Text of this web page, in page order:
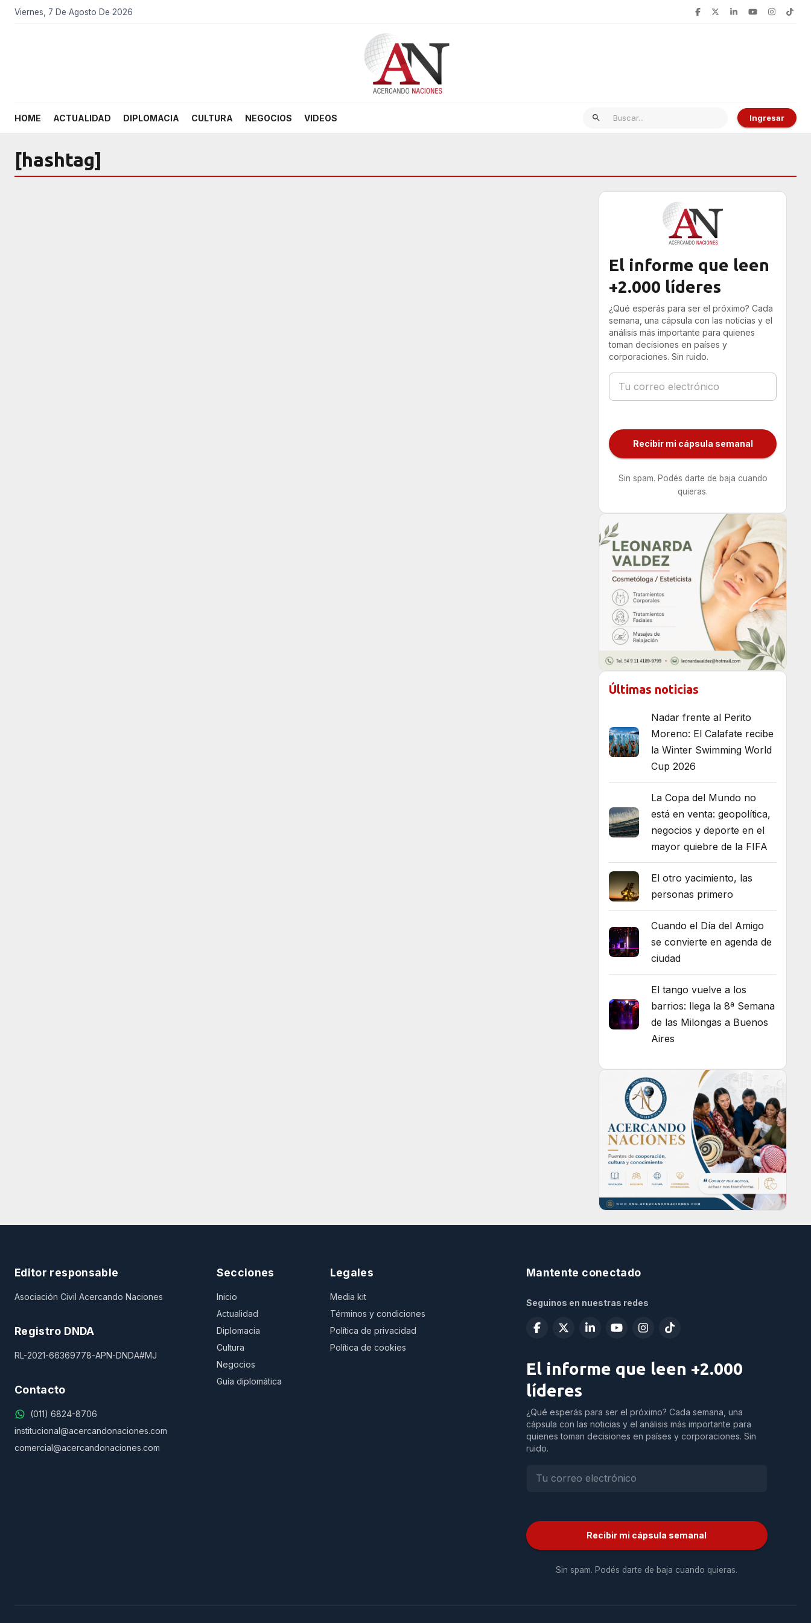
Viernes, 7 De Agosto De 2026
HOME ACTUALIDAD DIPLOMACIA CULTURA NEGOCIOS VIDEOS Ingresar
[hashtag]
El informe que leen
+2.000 líderes
¿Qué esperás para ser el próximo? Cada
semana, una cápsula con las noticias y el
análisis más importante para quienes
toman decisiones en países y
corporaciones. Sin ruido.
Recibir mi cápsula semanal
Sin spam. Podés darte de baja cuando
quieras.
Últimas noticias
Nadar frente al Perito
Moreno: El Calafate recibe
la Winter Swimming World
Cup 2026
La Copa del Mundo no
está en venta: geopolítica,
negocios y deporte en el
mayor quiebre de la FIFA
El otro yacimiento, las
personas primero
Cuando el Día del Amigo
se convierte en agenda de
ciudad
El tango vuelve a los
barrios: llega la 8ª Semana
de las Milongas a Buenos
Aires
Editor responsable
Asociación Civil Acercando Naciones
Registro DNDA
RL-2021-66369778-APN-DNDA#MJ
Contacto
(011) 6824-8706
institucional@acercandonaciones.com
comercial@acercandonaciones.com
Secciones
Inicio
Actualidad
Diplomacia
Cultura
Negocios
Guía diplomática
Legales
Media kit
Términos y condiciones
Política de privacidad
Política de cookies
Mantente conectado
Seguinos en nuestras redes
El informe que leen +2.000
líderes
¿Qué esperás para ser el próximo? Cada semana, una
cápsula con las noticias y el análisis más importante para
quienes toman decisiones en países y corporaciones. Sin
ruido.
Recibir mi cápsula semanal
Sin spam. Podés darte de baja cuando quieras.